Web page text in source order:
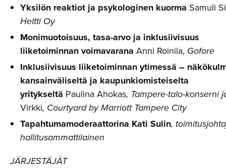
Yksilön reaktiot ja psykologinen kuorma Samuli
Heltti Oy
Monimuotoisuus, tasa-arvo ja inklusiivisuus
liiketoiminnan voimavarana Anni Roinila, Gofore
Inklusiivisuus liiketoiminnan ytimessä –
kansainväliseltä ja kaupunkiomisteiselta
yritykseltä Paulina Ahokas, Tampere-talo-konserni
Virkki, Courtyard by Marriott Tampere City
Tapahtumamoderaattorina Kati Sulin,
hallitusammattilainen
JÄRJESTÄJÄT